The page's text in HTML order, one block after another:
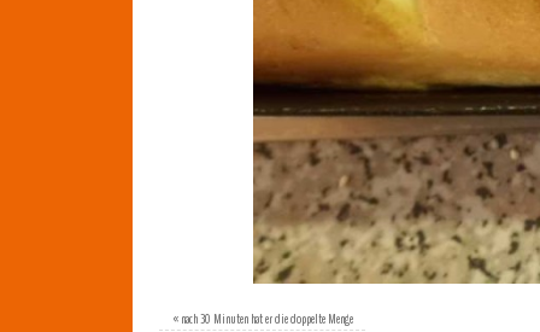
«nach 30 Minuten hat er die doppelte Menge